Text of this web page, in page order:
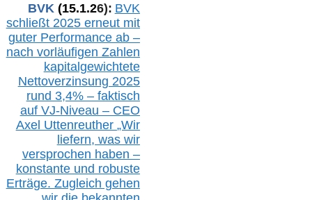
BVK (15.1.26): BVK
schließt 2025 erneut mit
guter Performance ab –
nach vorläufigen Zahlen
kapitalgewichtete
Nettoverzinsung 2025
rund 3,4% – faktisch
auf VJ-Niveau – CEO
Axel Uttenreuther „Wir
liefern, was wir
versprochen haben –
konstante und robuste
Erträge. Zugleich gehen